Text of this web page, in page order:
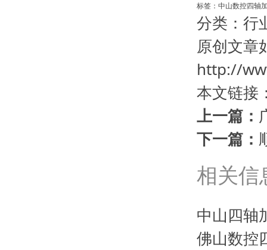
标签： 中山数控四轴
分类： 行
原创文章
http://
本文链接
上一篇：
下一篇：
相关信
中山四轴
佛山数控